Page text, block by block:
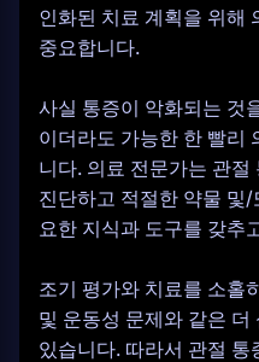
인화된 치료 계획을 위해
중요합니다.
사실 통증이 악화되는 것
이더라도 가능한 한 빨리
니다. 의료 전문가는 관
진단하고 적절한 약물 및
요한 지식과 도구를 갖추
조기 평가와 치료를 소홀
및 운동성 문제와 같은
있습니다. 따라서 관절